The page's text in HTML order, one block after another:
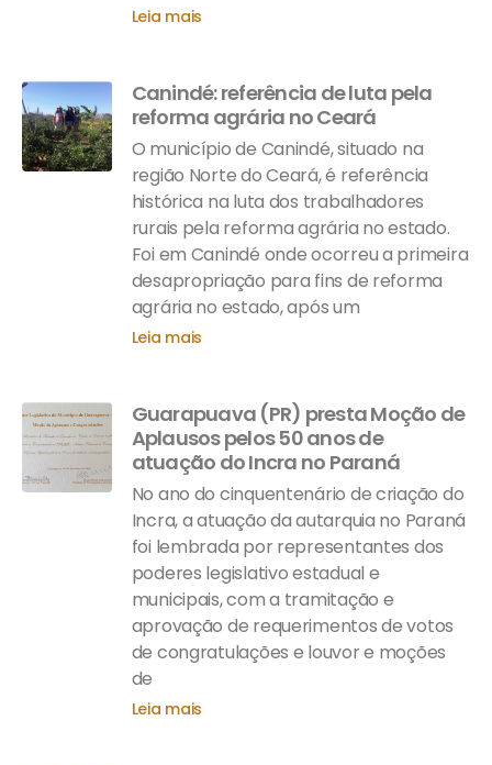
Leia mais
Canindé: referência de luta pela
reforma agrária no Ceará
O município de Canindé, situado na
região Norte do Ceará, é referência
histórica na luta dos trabalhadores
rurais pela reforma agrária no estado.
Foi em Canindé onde ocorreu a primeira
desapropriação para fins de reforma
agrária no estado, após um
Leia mais
Guarapuava (PR) presta Moção de
Aplausos pelos 50 anos de
atuação do Incra no Paraná
No ano do cinquentenário de criação do
Incra, a atuação da autarquia no Paraná
foi lembrada por representantes dos
poderes legislativo estadual e
municipais, com a tramitação e
aprovação de requerimentos de votos
de congratulações e louvor e moções
de
Leia mais